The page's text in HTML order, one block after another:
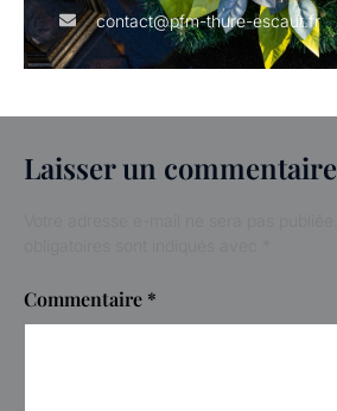
contact@pfm-thure-escaut.fr
Laisser un commentaire
Commentaire *